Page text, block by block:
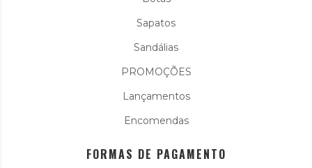
Sapatos
Sandálias
PROMOÇÕES
Lançamentos
Encomendas
FORMAS DE PAGAMENTO